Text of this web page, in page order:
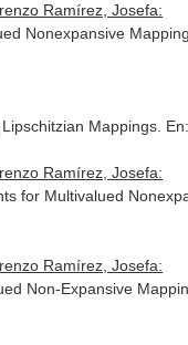
Ramírez, Josefa:
Nonexpansive
Mappings.
Ramírez, Josefa:
for Multivalued
Ramírez, Josefa:
Non-Expansive